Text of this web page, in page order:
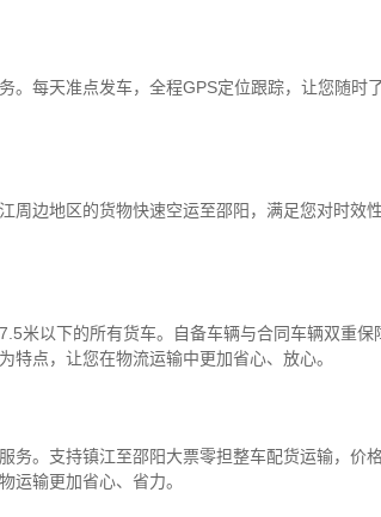
。每天准点发车，全程GPS定位跟踪，让您随时
周边地区的货物快速空运至邵阳，满足您对时效
米以下的所有货车。自备车辆与合同车辆双重
点，让您在物流运输中更加省心、放心。
。支持镇江至邵阳大票零担整车配货运输，价
运输更加省心、省力。